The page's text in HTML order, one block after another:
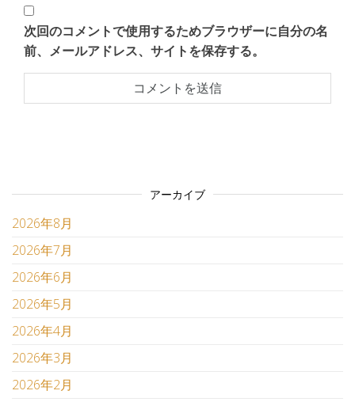
次回のコメントで使用するためブラウザーに自分の名
前、メールアドレス、サイトを保存する。
アーカイブ
2026年8月
2026年7月
2026年6月
2026年5月
2026年4月
2026年3月
2026年2月